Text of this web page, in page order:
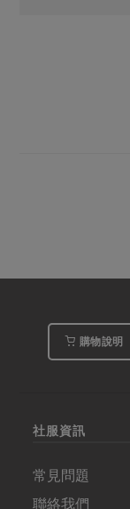
購物說明
社服資訊
常見問題
聯絡我們